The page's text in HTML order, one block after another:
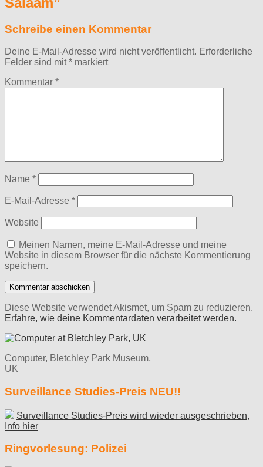
Schreibe einen Kommentar
Deine E-Mail-Adresse wird nicht veröffentlicht. Erforderliche
Felder sind mit* markiert
Kommentar *
Name *
E-Mail-Adresse *
Website
Meinen Namen, meine E-Mail-Adresse und meine
Website in diesem Browser für die nächste Kommentierung
speichern.
Diese Website verwendet Akismet, um Spam zu reduzieren.
Erfahre, wie deine Kommentardaten verarbeitet werden.
Computer, Bletchley Park Museum,
UK
Surveillance Studies-Preis NEU!!
Surveillance Studies-Preis wird wieder ausgeschrieben,
Info hier
Ringvorlesung: Polizei